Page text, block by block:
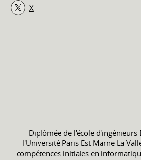
X
Diplômée de l'école d'ingénieurs
l'Université Paris-Est Marne La
compétences initiales en